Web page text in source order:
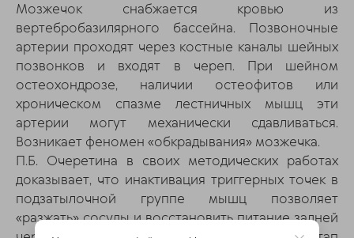
Мозжечок снабжается кровью из
вертебробазилярного бассейна. Позвоночные
артерии проходят через костные каналы шейных
позвонков и входят в череп. При шейном
остеохондрозе, наличии остеофитов или
хроническом спазме лестничных мышц эти
артерии могут механически сдавливаться.
Возникает феномен «обкрадывания» мозжечка.
П.Б. Очеретина в своих методических работах
доказывает, что инактивация триггерных точек в
подзатылочной группе мышц позволяет
«разжать» сосуды и восстановить питание задней